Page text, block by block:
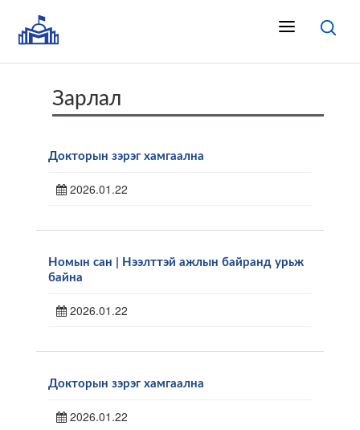
Зарлал
Докторын зэрэг хамгаална
2026.01.22
Номын сан | Нээлттэй ажлын байранд урьж
байна
2026.01.22
Докторын зэрэг хамгаална
2026.01.22